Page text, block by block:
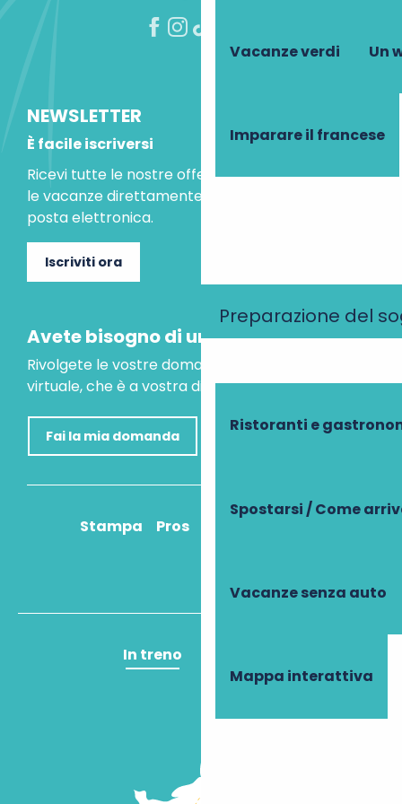
Vacanze verdi Un
Imparare il francese
Preparazione del
Ristoranti e
Spostarsi / Come
Vacanze senza auto
Mappa interattiva
NEWSLETTER
È facile iscriversi
Ricevi tutte le nostre offerte speciali e le idee per
le vacanze direttamente nella tua casella di
posta elettronica.
Iscriviti ora
Avete bisogno di un consiglio?
Rivolgete le vostre domande al nostro assistente
virtuale, che è a vostra disposizione per aiutarvi.
Fai la mia domanda
Stampa Pros
In treno